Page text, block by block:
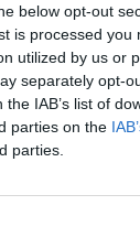
below opt-out
is processed you
utilized by us or
separately opt-
IAB’s list of
parties on the
parties.